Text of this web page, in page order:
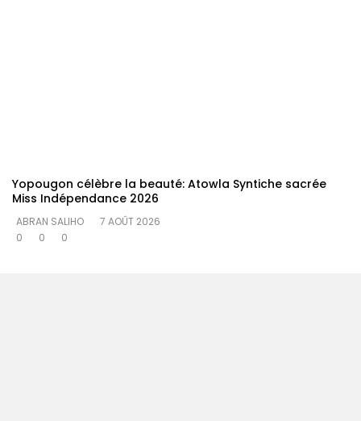
Yopougon célèbre la beauté: Atowla Syntiche sacrée
Miss Indépendance 2026
ABRAN SALIHO
7 AOÛT 2026
0
0 0